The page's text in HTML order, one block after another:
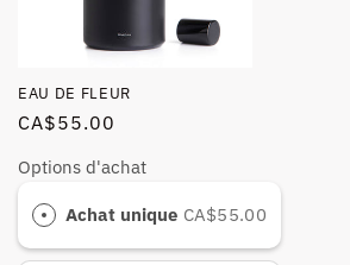
EAU DE FLEUR
CA$55.00
Options d'achat
Achat unique CA$55.00